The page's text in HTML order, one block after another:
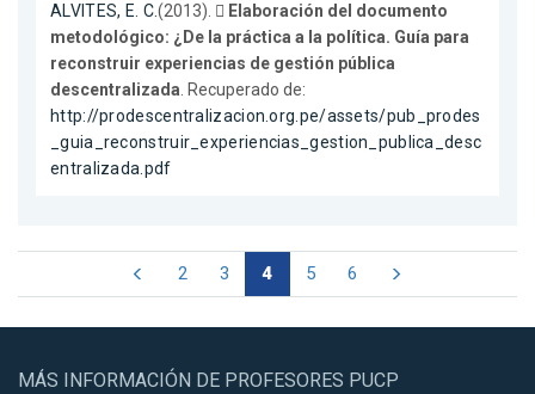
ALVITES, E. C.(2013).  Elaboración del documento
metodológico: ¿De la práctica a la política. Guía para
reconstruir experiencias de gestión pública
descentralizada. Recuperado de:
http://prodescentralizacion.org.pe/assets/pub_prodes
_guia_reconstruir_experiencias_gestion_publica_desc
entralizada.pdf
2 3 4 5 6
MÁS INFORMACIÓN DE PROFESORES PUCP